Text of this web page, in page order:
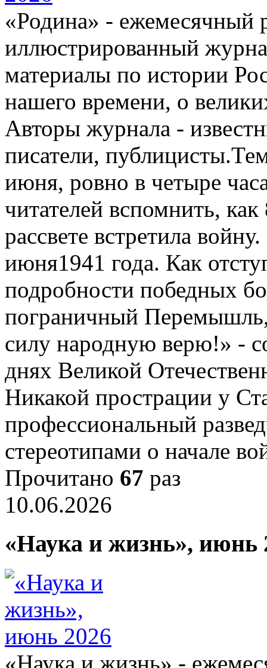
«Родина» - ежемесячный
иллюстрированный
материалы по истории
нашего времени, о
Авторы журнала -
писатели,
июня, ровно в четыре
читателей вспомнить,
рассвете встретила
июня1941 года. Как
подробности победных
пограничный
силу народную верю!» -
днях Великой
Никакой прострации у
профессиональный
стереотипами о начале
Прочитано 67 раз
10.06.2026
«Наука и жизнь», июнь
«Наука и жизнь» -